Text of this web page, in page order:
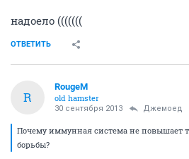
надоело (((((((
ОТВЕТИТЬ
R
RougeM
old hamster
30 сентября 2013 Джемоед
Почему иммунная система не повышает
борьбы?